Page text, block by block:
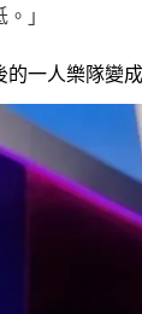
。」
的一人樂隊變